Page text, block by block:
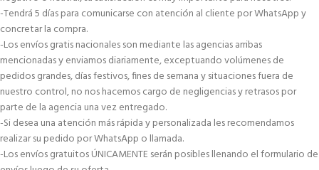
-Tendrá 5 días para comunicarse con atención al cliente por WhatsApp y
concretar la compra.
-Los envíos gratis nacionales son mediante las agencias arribas
mencionadas y enviamos diariamente, exceptuando volúmenes de
pedidos grandes, días festivos, fines de semana y situaciones fuera de
nuestro control, no nos hacemos cargo de negligencias y retrasos por
parte de la agencia una vez entregado.
-Si desea una atención más rápida y personalizada les recomendamos
realizar su pedido por WhatsApp o llamada.
-Los envíos gratuitos ÚNICAMENTE serán posibles llenando el formulario de